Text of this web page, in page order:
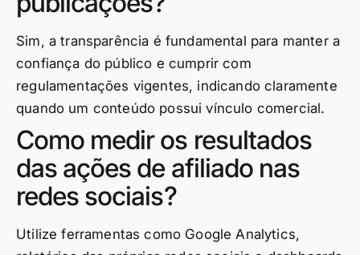
Sim, a transparência é fundamental para manter a
confiança do público e cumprir com
regulamentações vigentes, indicando claramente
quando um conteúdo possui vínculo comercial.
Como medir os resultados
das ações de afiliado nas
redes sociais?
Utilize ferramentas como Google Analytics,